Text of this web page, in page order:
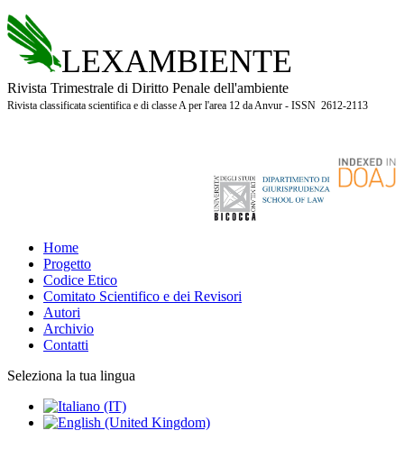
LEXAMBIENTE
Rivista Trimestrale di Diritto Penale dell'ambiente
Rivista classificata scientifica e di classe A per l'area 12 da Anvur - ISSN 2612-2113
Home
Progetto
Codice Etico
Comitato Scientifico e dei Revisori
Autori
Archivio
Contatti
Seleziona la tua lingua